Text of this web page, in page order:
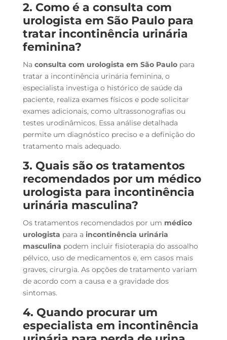
2. Como é a consulta com
urologista em São Paulo para
tratar incontinência urinária
feminina?
Na consulta com urologista em São Paulopara
tratar a incontinência urinária feminina, o
especialista investiga o histórico de saúde da
paciente, realiza exames físicos e pode solicitar
exames adicionais, como ultrassonografias ou
testes urodinâmicos. Essa análise detalhada
permite um diagnóstico preciso e a definição do
tratamento mais adequado.
3. Quais são os tratamentos
recomendados por um médico
urologista para incontinência
urinária masculina?
Os tratamentos recomendados por um médico
urologista para a incontinência urinária
masculina podem incluir fisioterapia do assoalho
pélvico, uso de medicamentos e, em casos mais
graves, cirurgia. As opções de tratamento variam
de acordo com a causa e a gravidade dos
sintomas.
4. Quando procurar um
especialista em incontinência